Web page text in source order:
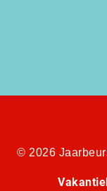
© 2026